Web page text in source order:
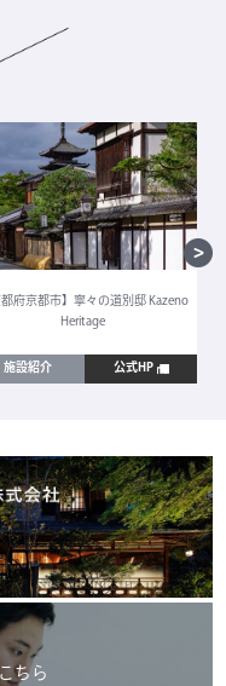
都府京都市】寧々の道別邸 Kazeno
Heritage
施設紹介 公式HP
ちら